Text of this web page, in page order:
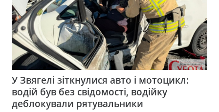
У Звягелі зіткнулися авто і мотоцикл:
водій був без свідомості, водійку
деблокували рятувальники